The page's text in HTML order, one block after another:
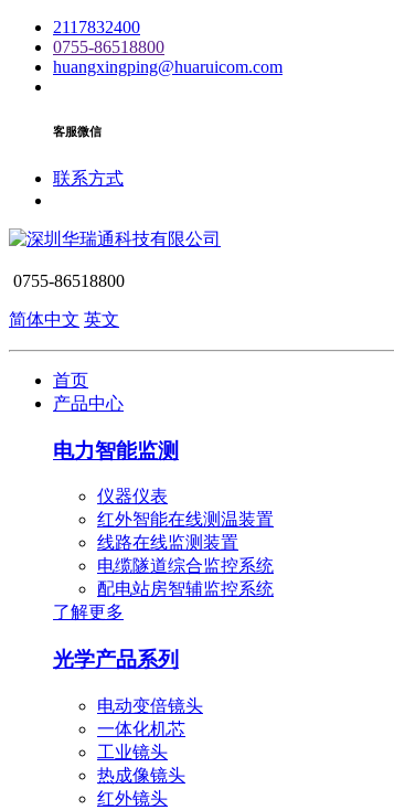
2117832400
0755-86518800
huangxingping@huaruicom.com
客服微信
联系方式
0755-86518800
简体中文 英文
首页
产品中心
电力智能监测
仪器仪表
红外智能在线测温装置
线路在线监测装置
电缆隧道综合监控系统
配电站房智辅监控系统
了解更多
光学产品系列
电动变倍镜头
一体化机芯
工业镜头
热成像镜头
红外镜头